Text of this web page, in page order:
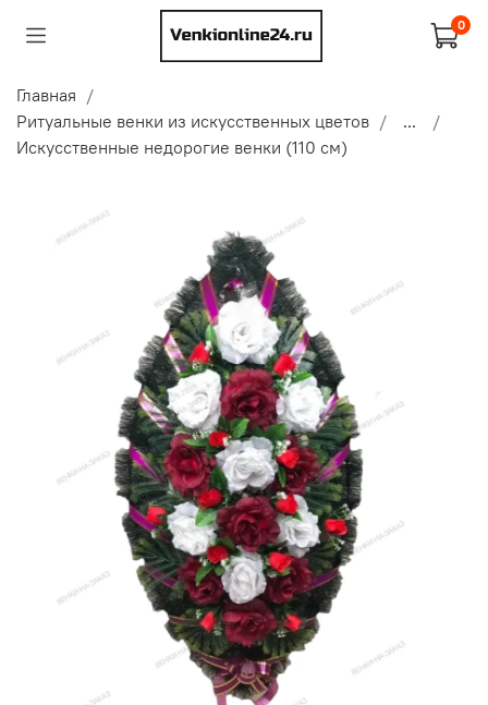
0
Главная
Ритуальные венки из искусственных цветов
...
Искусственные недорогие венки (110 см)